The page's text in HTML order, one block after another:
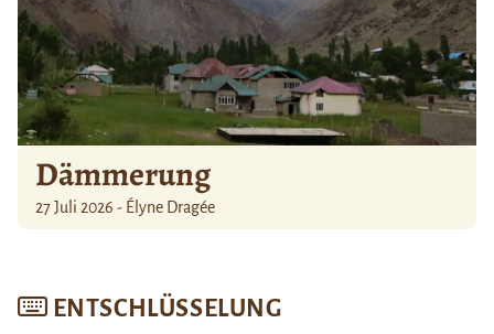
Dämmerung
27 Juli 2026 - Élyne Dragée
ENTSCHLÜSSELUNG